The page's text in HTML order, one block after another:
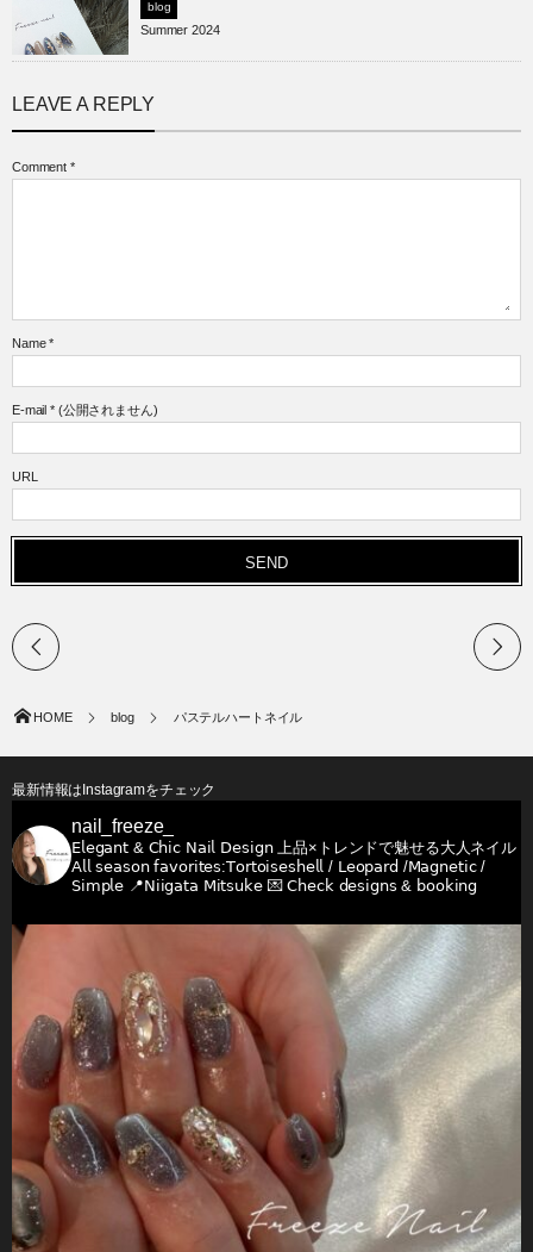
blog
Summer 2024
LEAVE A REPLY
Comment *
Name *
E-mail *(公開されません)
URL
HOME blog パステルハートネイル
最新情報はInstagramをチェック
nail_freeze_
𝖤𝗅𝖾𝗀𝖺𝗇𝗍 & 𝖢𝗁𝗂𝖼 𝖭𝖺𝗂𝗅 𝖣𝖾𝗌𝗂𝗀𝗇上品×トレンドで魅せる大人ネイル
𝖠𝗅𝗅 𝗌𝖾𝖺𝗌𝗈𝗇 𝖿𝖺𝗏𝗈𝗋𝗂𝗍𝖾𝗌:𝖳𝗈𝗋𝗍𝗈𝗂𝗌𝖾𝗌𝗁𝖾𝗅𝗅 / 𝖫𝖾𝗈𝗉𝖺𝗋𝖽 /𝖬𝖺𝗀𝗇𝖾𝗍𝗂𝖼 /
𝖲𝗂𝗆𝗉𝗅𝖾 📍𝖭𝗂𝗂𝗀𝖺𝗍𝖺 𝖬𝗂𝗍𝗌𝗎𝗄𝖾💌 𝖢𝗁𝖾𝖼𝗄 𝖽𝖾𝗌𝗂𝗀𝗇𝗌 & 𝖻𝗈𝗈𝗄𝗂𝗇𝗀